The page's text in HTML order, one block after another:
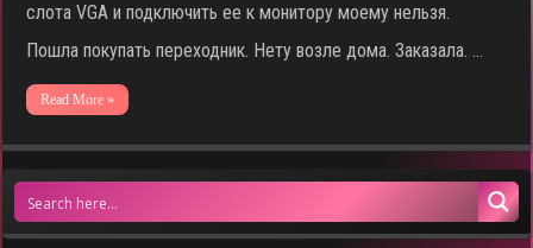
слота VGA и подключить ее к монитору моему нельзя.
Пошла покупать переходник. Нету возле дома. Заказала. …
Read More »